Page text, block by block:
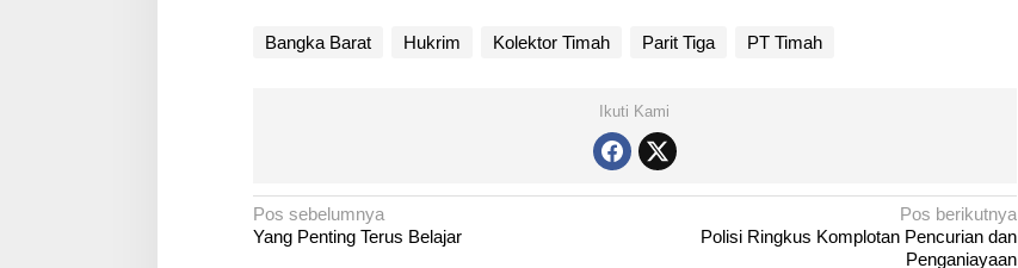
Bangka Barat Hukrim Kolektor Timah Parit Tiga PT Timah
Ikuti Kami
N
a
Pos sebelumnya
Yang Penting Terus Belajar
Pos berikutnya
Polisi Ringkus Komplotan Pencurian dan
Penganiayaan